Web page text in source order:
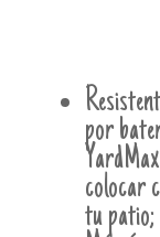
por
colocar
tu patio;